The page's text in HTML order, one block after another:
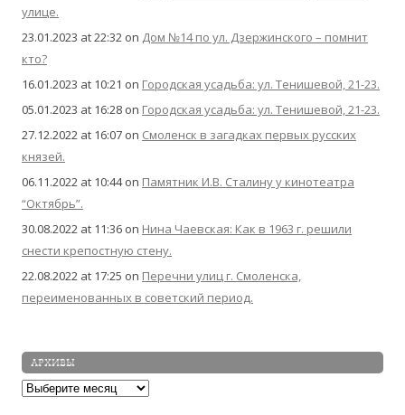
улице.
23.01.2023 at 22:32 on Дом №14 по ул. Дзержинского – помнит
кто?
16.01.2023 at 10:21 on Городская усадьба: ул. Тенишевой, 21-23.
05.01.2023 at 16:28 on Городская усадьба: ул. Тенишевой, 21-23.
27.12.2022 at 16:07 on Смоленск в загадках первых русских
князей.
06.11.2022 at 10:44on Памятник И.В. Сталину у кинотеатра
“Октябрь”.
30.08.2022 at 11:36 on Нина Чаевская: Как в 1963 г. решили
снести крепостную стену.
22.08.2022 at 17:25 on Перечни улиц г. Смоленска,
переименованных в советский период.
АРХИВЫ
Архивы